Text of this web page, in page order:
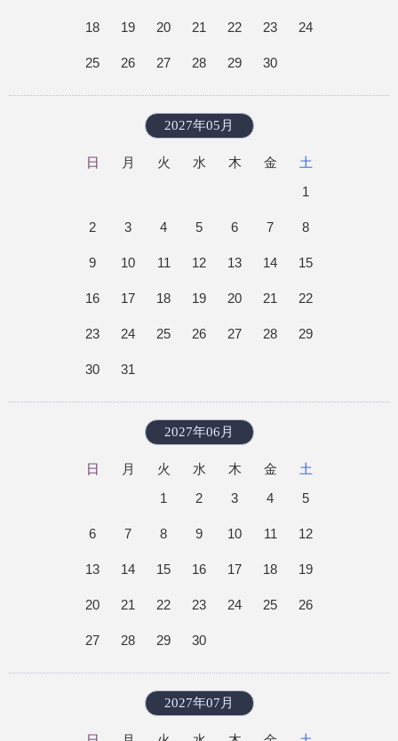
18 19 20 21 22 23 24
25 26 27 28 29 30
2027年05月
日 月 火 水 木 金
土
1
2 3 4 5 6 7 8
9 10 11 12 13 14 15
16 17 18 19 20 21 22
23 24 25 26 27 28 29
30 31
2027年06月
日 月 火 水 木 金
土
1
2 3 4 5
6 7 8 9 10 11 12
13 14 15 16 17 18 19
20 21 22 23 24 25 26
27 28 29 30
2027年07月